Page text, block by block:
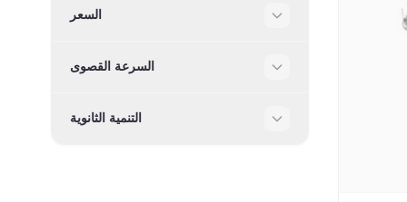
السعر
السرعة القصوى
التنمية الثانوية